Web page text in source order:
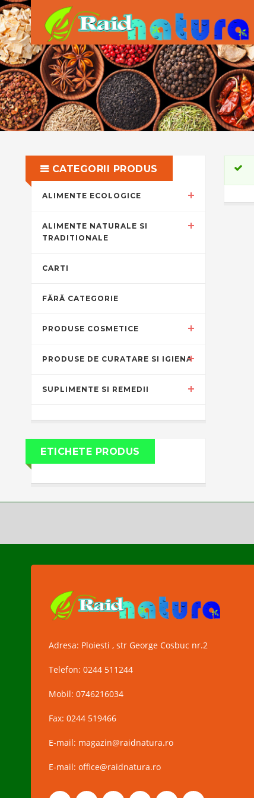
CATEGORII PRODUS
ALIMENTE ECOLOGICE
ALIMENTE NATURALE SI
TRADITIONALE
CARTI
FĂRĂ CATEGORIE
PRODUSE COSMETICE
PRODUSE DE CURATARE SI IGIENA
SUPLIMENTE SI REMEDII
ETICHETE PRODUS
Adresa: Ploiesti , str George Cosbuc nr.2
Telefon: 0244 511244
Mobil: 0746216034
Fax: 0244 519466
E-mail: magazin@raidnatura.ro
E-mail: office@raidnatura.ro